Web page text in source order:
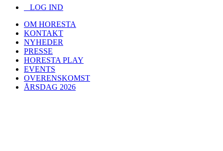
LOG IND
OM HORESTA
KONTAKT
NYHEDER
PRESSE
HORESTA PLAY
EVENTS
OVERENSKOMST
ÅRSDAG 2026